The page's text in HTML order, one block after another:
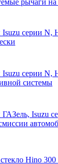
рычаги на
Isuzu серии N,
Isuzu серии N,
системы
ГАЗель, Isuzu
Hino 300